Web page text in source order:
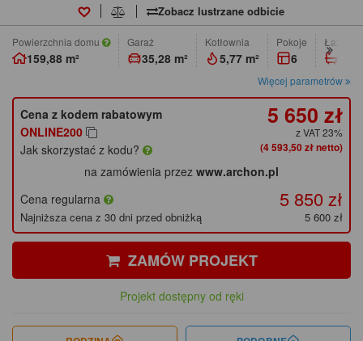
Zobacz lustrzane odbicie
Powierzchnia domu
159,88 m²
Garaż
35,28 m²
Kotłownia
5,77 m²
pokoje
6
Więcej parametrów
Cena z kodem rabatowym
ONLINE200
Jak skorzystać z kodu?
5 650 zł
z VAT 23%
(4 593,50 zł netto)
na zamówienia przez www.archon.pl
Cena regularna
5 850 zł
Najniższa cena z 30 dni przed obniżką 5 600 zł
ZAMÓW PROJEKT
Projekt dostępny od ręki